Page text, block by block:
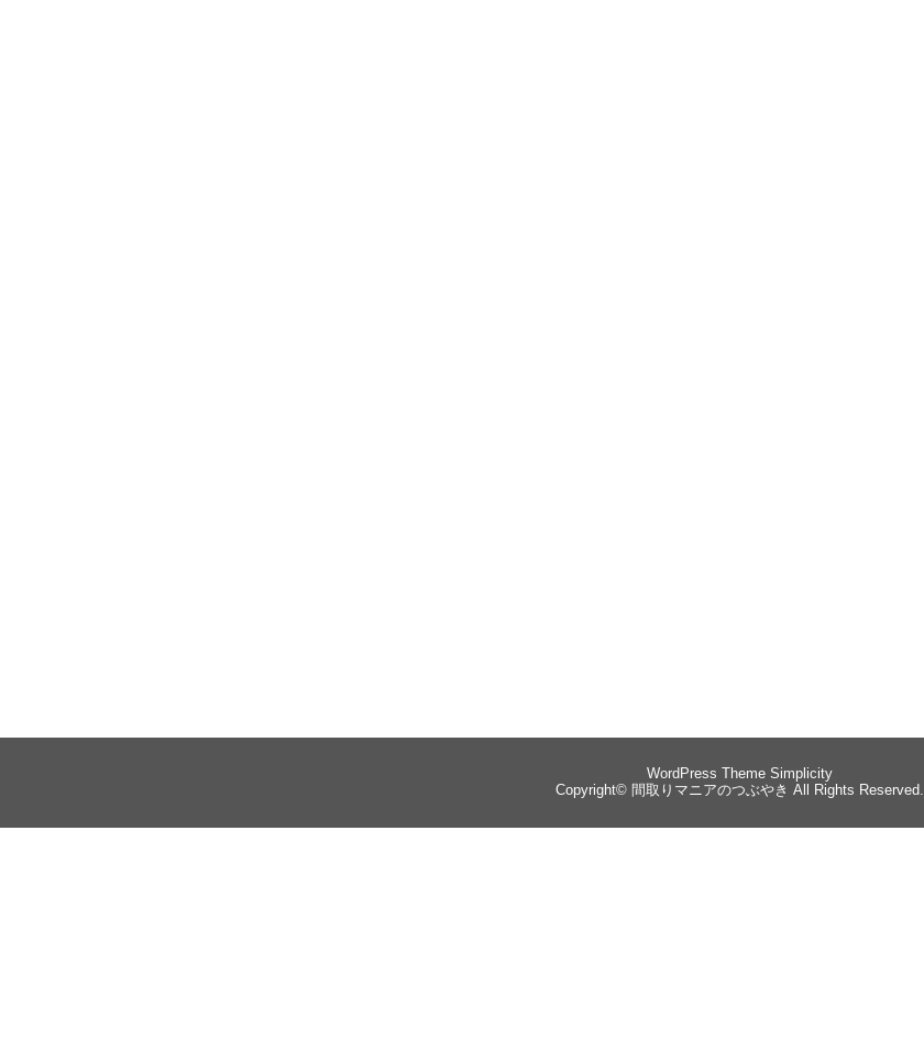
WordPress Theme Simplicity
Copyright© 間取りマニアのつぶやき All Rights Reserved.